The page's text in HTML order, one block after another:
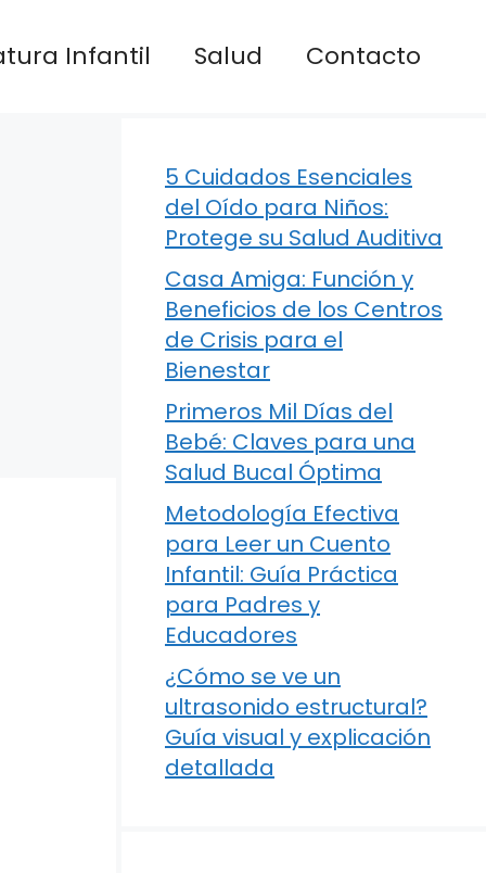
Infantil Salud Contacto
5 Cuidados Esenciales
del Oído para Niños:
Protege su Salud Auditiva
Casa Amiga: Función y
Beneficios de los Centros
de Crisis para el
Bienestar
Primeros Mil Días del
Bebé: Claves para una
Salud Bucal Óptima
Metodología Efectiva
para Leer un Cuento
Infantil: Guía Práctica
para Padres y
Educadores
¿Cómo se ve un
ultrasonido estructural?
Guía visual y explicación
detallada